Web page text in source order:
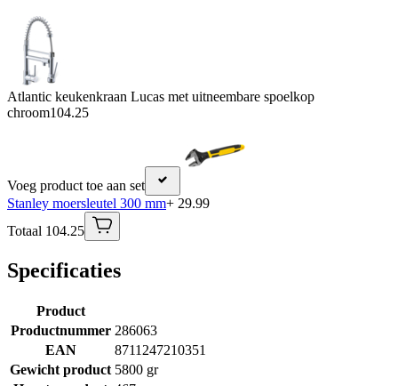
Atlantic keukenkraan Lucas met uitneembare spoelkop
chroom104.25
Voeg product toe aan set
Stanley moersleutel 300 mm+ 29.99
Totaal 104.25
Specificaties
Product
Productnummer 286063
EAN
8711247210351
Gewicht product 5800 gr